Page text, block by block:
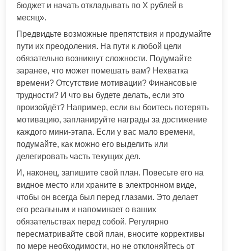
бюджет и начать откладывать по Х рублей в
месяц».
Предвидьте возможные препятствия и продумайте
пути их преодоления. На пути к любой цели
обязательно возникнут сложности. Подумайте
заранее, что может помешать вам? Нехватка
времени? Отсутствие мотивации? Финансовые
трудности? И что вы будете делать, если это
произойдёт? Например, если вы боитесь потерять
мотивацию, запланируйте награды за достижение
каждого мини-этапа. Если у вас мало времени,
подумайте, как можно его выделить или
делегировать часть текущих дел.
И, наконец, запишите свой план. Повесьте его на
видное место или храните в электронном виде,
чтобы он всегда был перед глазами. Это делает
его реальным и напоминает о ваших
обязательствах перед собой. Регулярно
пересматривайте свой план, вносите коррективы
по мере необходимости, но не отклоняйтесь от